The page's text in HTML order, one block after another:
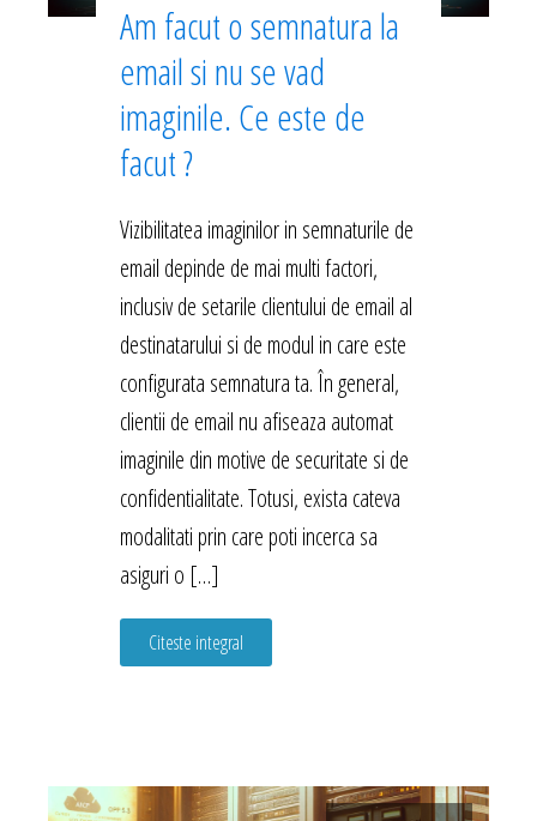
Am facut o semnatura la
email si nu se vad
imaginile. Ce este de
facut ?
Vizibilitatea imaginilor in semnaturile de
email depinde de mai multi factori,
inclusiv de setarile clientului de email al
destinatarului si de modul in care este
configurata semnatura ta. În general,
clientii de email nu afiseaza automat
imaginile din motive de securitate si de
confidentialitate. Totusi, exista cateva
modalitati prin care poti incerca sa
asiguri o […]
Citeste integral